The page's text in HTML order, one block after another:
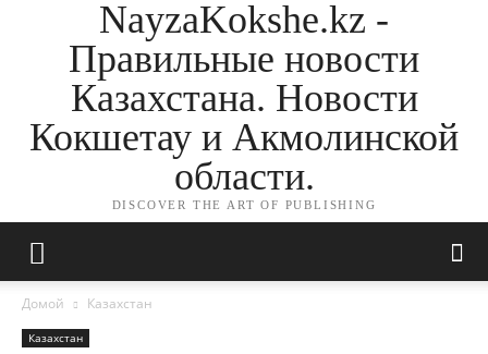
NayzaKokshe.kz -
Правильные новости
Казахстана. Новости
Кокшетау и Акмолинской
области.
DISCOVER THE ART OF PUBLISHING
Домой Казахстан
Казахстан